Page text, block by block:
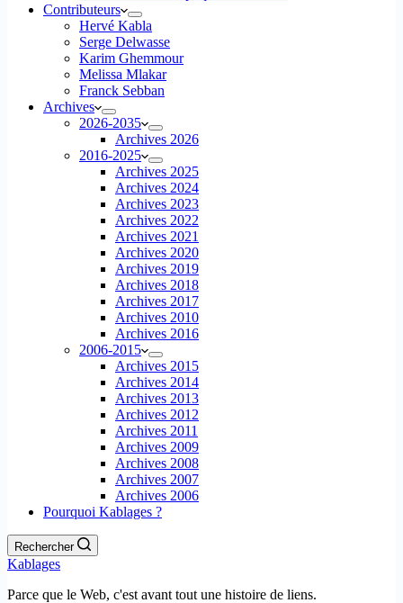
Contributeurs
Hervé Kabla
Serge Delwasse
Karim Ghemmour
Melissa Mlakar
Franck Sebban
Archives
2026-2035
Archives 2026
2016-2025
Archives 2025
Archives 2024
Archives 2023
Archives 2022
Archives 2021
Archives 2020
Archives 2019
Archives 2018
Archives 2017
Archives 2010
Archives 2016
2006-2015
Archives 2015
Archives 2014
Archives 2013
Archives 2012
Archives 2011
Archives 2009
Archives 2008
Archives 2007
Archives 2006
Pourquoi Kablages ?
Rechercher
Kablages
Parce que le Web, c'est avant tout une histoire de liens.